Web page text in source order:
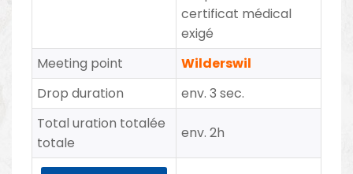
certificat médical
exigé
Meeting point
Wilderswil
Drop duration
env. 3 sec.
Total uration totalée
totale
env. 2h